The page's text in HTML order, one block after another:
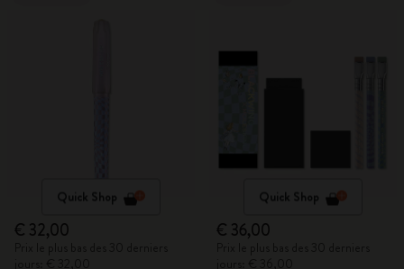
Quick Shop
€ 32,00
Quick Shop
€ 36,00